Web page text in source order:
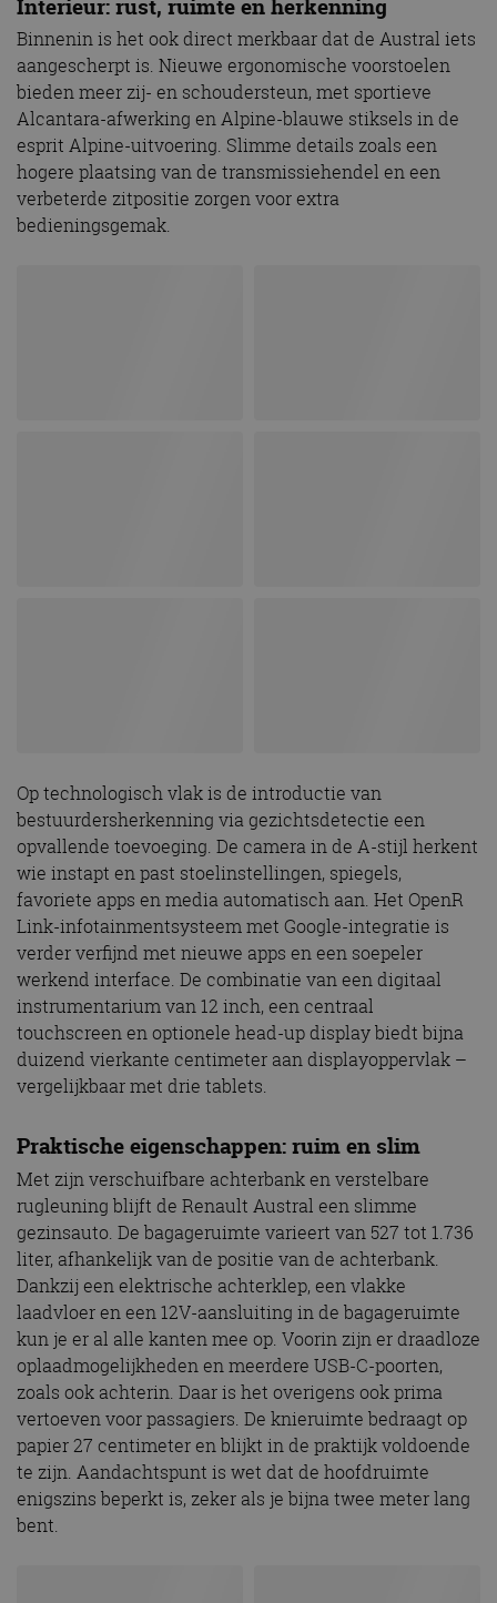
Interieur: rust, ruimte en herkenning
Binnenin is het ook direct merkbaar dat de Austral iets
aangescherpt is. Nieuwe ergonomische voorstoelen
bieden meer zij- en schoudersteun, met sportieve
Alcantara-afwerking en Alpine-blauwe stiksels in de
esprit Alpine-uitvoering. Slimme details zoals een
hogere plaatsing van de transmissiehendel en een
verbeterde zitpositie zorgen voor extra
bedieningsgemak.
Op technologisch vlak is de introductie van
bestuurdersherkenning via gezichtsdetectie een
opvallende toevoeging. De camera in de A-stijl herkent
wie instapt en past stoelinstellingen, spiegels,
favoriete apps en media automatisch aan. Het OpenR
Link-infotainmentsysteem met Google-integratie is
verder verfijnd met nieuwe apps en een soepeler
werkend interface. De combinatie van een digitaal
instrumentarium van 12 inch, een centraal
touchscreen en optionele head-up display biedt bijna
duizend vierkante centimeter aan displayoppervlak –
vergelijkbaar met drie tablets.
Praktische eigenschappen: ruim en slim
Met zijn verschuifbare achterbank en verstelbare
rugleuning blijft de Renault Austral een slimme
gezinsauto. De bagageruimte varieert van 527 tot 1.736
liter, afhankelijk van de positie van de achterbank.
Dankzij een elektrische achterklep, een vlakke
laadvloer en een 12V-aansluiting in de bagageruimte
kun je er al alle kanten mee op. Voorin zijn er draadloze
oplaadmogelijkheden en meerdere USB-C-poorten,
zoals ook achterin. Daar is het overigens ook prima
vertoeven voor passagiers. De knieruimte bedraagt op
papier 27 centimeter en blijkt in de praktijk voldoende
te zijn. Aandachtspunt is wet dat de hoofdruimte
enigszins beperkt is, zeker als je bijna twee meter lang
bent.